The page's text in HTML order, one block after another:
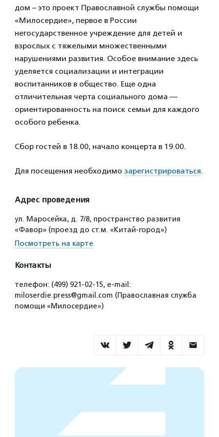
дом – это проект Православной службы помощи
«Милосердие», первое в России
негосударственное учреждение для детей и
взрослых с тяжелыми множественными
нарушениями развития. Особое внимание здесь
уделяется социализации и интеграции
воспитанников в общество. Еще одна
отличительная черта социального дома —
ориентированность на поиск семьи для каждого
особого ребенка.
Сбор гостей в 18.00, начало концерта в 19.00.
Для посещения необходимо зарегистрироваться.
Адрес проведения
ул. Маросейка, д. 7/8, пространство развития
«Фавор» (проезд до ст.м. «Китай-город»)
Посмотреть на карте
Контакты
телефон: (499) 921-02-15, e-mail:
miloserdie.press@gmail.com (Православная служба
помощи «Милосердие»)